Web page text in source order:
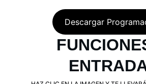
Descargar